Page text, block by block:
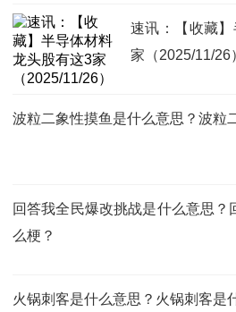
速讯：【收藏
家（2025/11/26
波粒二象性摸鱼是什么意思？波粒
回答我全民爆改挑战是什么意思？
么梗？
火锅刺客是什么意思？火锅刺客是